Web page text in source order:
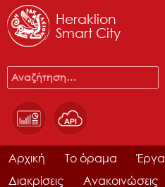
Heraklion
Smart City
Αρχική Το όραμα Έργα
Διακρίσεις
Ανακοινώσεις